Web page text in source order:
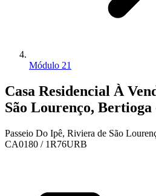
Módulo 21
Casa Residencial À
São Lourenço, Bertioga
Passeio Do Ipê, Riviera de São
CA0180 / 1R76URB